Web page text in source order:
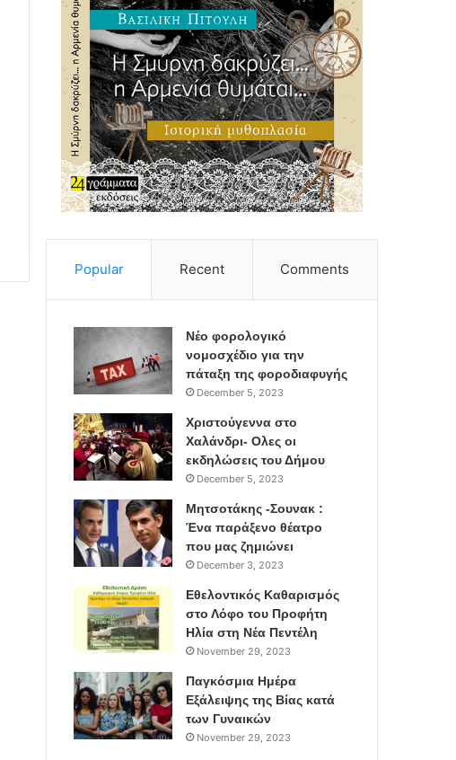
Popular Recent Comments
Νέο φορολογικό
νομοσχέδιο για την
πάταξη της φοροδιαφυγής
December 5, 2023
Χριστούγεννα στο
Χαλάνδρι- Ολες οι
εκδηλώσεις του Δήμου
December 5, 2023
Μητσοτάκης -Σουνακ :
Ένα παράξενο θέατρο
που μας ζημιώνει
December 3, 2023
Εθελοντικός Καθαρισμός
στο Λόφο του Προφήτη
Ηλία στη Νέα Πεντέλη
November 29, 2023
Παγκόσμια Ημέρα
Εξάλειψης της Βίας κατά
των Γυναικών
November 29, 2023